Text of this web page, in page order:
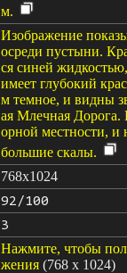
м.
Изображение
осреди пустыни.
ся синей
имеет глубокий
м темное, и видны
ая Млечная Дорога.
орной местности, и
большие скалы.
768x1024
92/100
3
Нажмите, чтобы
жения (768 x 1024)